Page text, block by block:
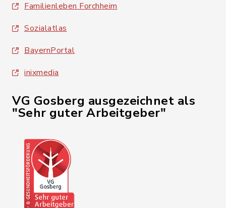
Familienleben Forchheim
Sozialatlas
BayernPortal
inixmedia
VG Gosberg ausgezeichnet als
"Sehr guter Arbeitgeber"